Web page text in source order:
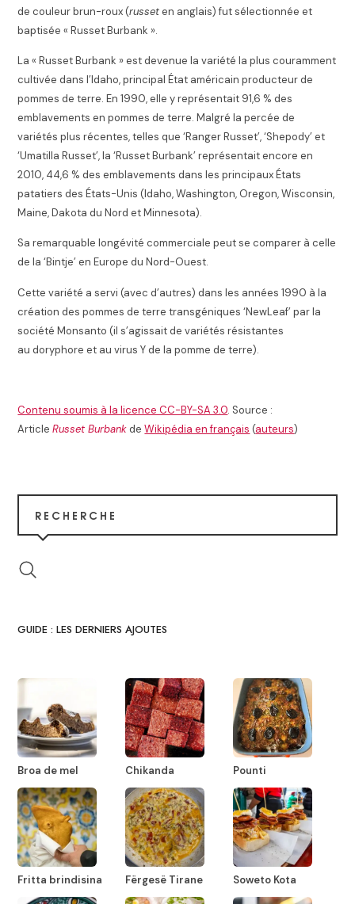
de couleur brun-roux (russeten anglais) fut sélectionnée et
baptisée « Russet Burbank ».
La « Russet Burbank » est devenue la variété la plus couramment
cultivée dans l’Idaho, principal État américain producteur de
pommes de terre. En 1990, elle y représentait 91,6 % des
emblavements en pommes de terre. Malgré la percée de
variétés plus récentes, telles que ‘Ranger Russet’, ‘Shepody’ et
‘Umatilla Russet’, la ‘Russet Burbank’ représentait encore en
2010, 44,6 % des emblavements dans les principaux États
patatiers des États-Unis (Idaho, Washington, Oregon, Wisconsin,
Maine, Dakota du Nord et Minnesota).
Sa remarquable longévité commerciale peut se comparer à celle
de la ‘Bintje’ en Europe du Nord-Ouest.
Cette variété a servi (avec d’autres) dans les années 1990 à la
création des pommes de terre transgéniques ‘NewLeaf’ par la
société Monsanto (il s’agissait de variétés résistantes
au doryphore et au virus Y de la pomme de terre).
Contenu soumis à la licence CC-BY-SA 3.0. Source :
ArticleRusset BurbankdeWikipédia en français (auteurs)
RECHERCHE
GUIDE : LES DERNIERS AJOUTES
Broa de mel Chikanda Pounti
Fritta brindisina Fërgesë Tirane Soweto Kota